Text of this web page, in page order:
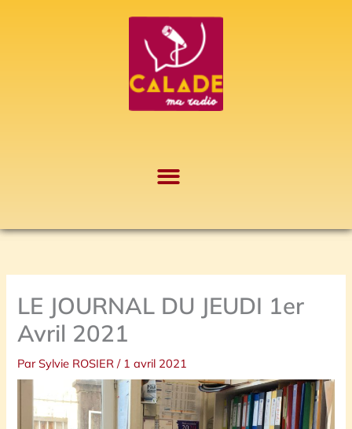
LE JOURNAL DU JEUDI 1er
Avril 2021
ParSylvie ROSIER/ 1 avril 2021